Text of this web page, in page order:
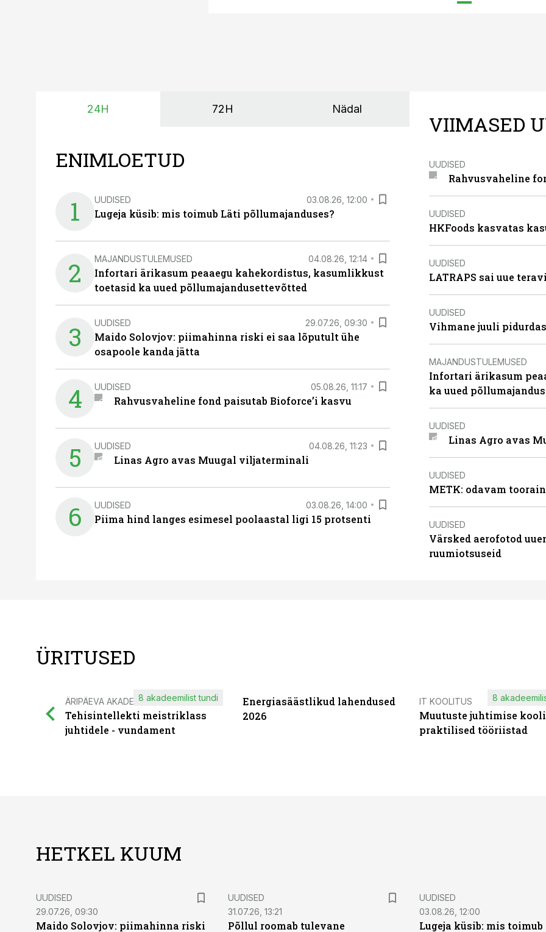
24H 72H Nädal
ENIMLOETUD
1 UUDISED 03.08.26, 12:00
Lugeja küsib: mis toimub Läti põllumajanduses?
2 MAJANDUSTULEMUSED 04.08.26, 12:14
Infortari ärikasum peaaegu kahekordistus, kasumlikkust
toetasid ka uued põllumajandusettevõtted
3 UUDISED 29.07.26, 09:30
Maido Solovjov: piimahinna riski ei saa lõputult ühe
osapoole kanda jätta
4 UUDISED 05.08.26, 11:17
Rahvusvaheline fond paisutab Bioforce’i kasvu
5 UUDISED 04.08.26, 11:23
Linas Agro avas Muugal viljaterminali
6 UUDISED 03.08.26, 14:00
Piima hind langes esimesel poolaastal ligi 15 protsenti
VIIMASED
UUDISED
Rahvusvaheline
UUDISED
HKFoods kasvatas
UUDISED
LATRAPS sai uue
UUDISED
Vihmane juuli
MAJANDUSTULEMUSED
Infortari ärikasum
ka uued
UUDISED
Linas Agro avas
UUDISED
METK: odavam
UUDISED
Värsked aerofotod
ruumiotsuseid
ÜRITUSED
ÄRIPÄEVA AKADEEMIA
Tehisintellekti meistriklass
juhtidele - vundament
8 akadeemilist tundi
Energiasäästlikud lahendused
2026
IT KOOLITUS
Muutuste juhtimise
praktilised tööriistad
8
HETKEL KUUM
UUDISED
29.07.26, 09:30
Maido Solovjov: piimahinna riski
UUDISED
31.07.26, 13:21
Põllul roomab tulevane
UUDISED
03.08.26, 12:00
Lugeja küsib: mis